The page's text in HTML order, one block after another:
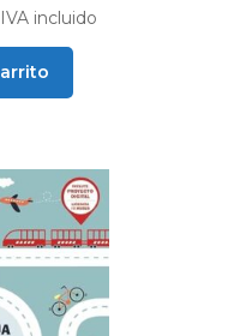
IVA incluido